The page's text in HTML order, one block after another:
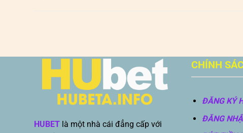
HUBET là một nhà cái đẳng cấp với
CHÍNH
ĐĂNG KÝ
ĐĂNG